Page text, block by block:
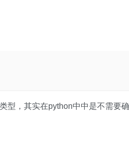
型，其实在python中中是不需要确